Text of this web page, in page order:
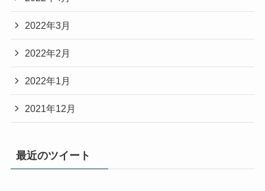
2022年3月
2022年2月
2022年1月
2021年12月
最近のツイート